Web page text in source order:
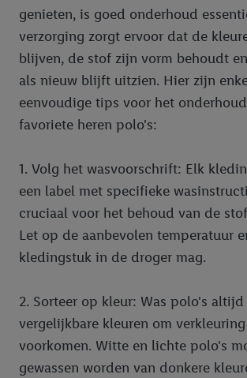
genieten, is goed onderhoud
verzorging zorgt ervoor dat de
blijven, de stof zijn vorm behoudt
als nieuw blijft uitzien. Hier zijn
eenvoudige tips voor het
favoriete heren polo's:
1. Volg het wasvoorschrift: Elk
een label met specifieke
cruciaal voor het behoud van de
Let op de aanbevolen temperatuur
kledingstuk in de droger mag.
2. Sorteer op kleur: Was polo's
vergelijkbare kleuren om
voorkomen. Witte en lichte polo's
gewassen worden van donkere